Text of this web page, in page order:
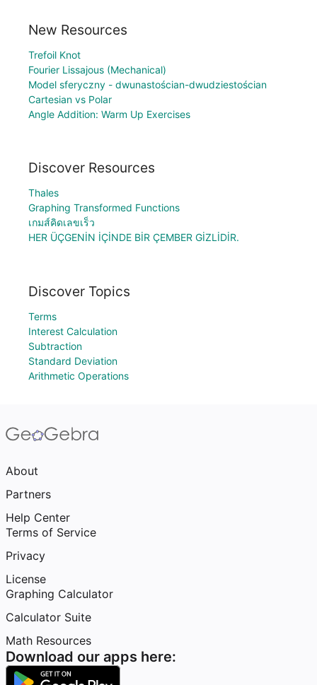
New Resources
Trefoil Knot
Fourier Lissajous (Mechanical)
Model sferyczny - dwunastościan-dwudziestościan
Cartesian vs Polar
Angle Addition: Warm Up Exercises
Discover Resources
Thales
Graphing Transformed Functions
เกมส์คิดเลขเร็ว
HER ÜÇGENİN İÇİNDE BİR ÇEMBER GİZLİDİR.
Discover Topics
Terms
Interest Calculation
Subtraction
Standard Deviation
Arithmetic Operations
About
Partners
Help Center
Terms of Service
Privacy
License
Graphing Calculator
Calculator Suite
Math Resources
Download our apps here: